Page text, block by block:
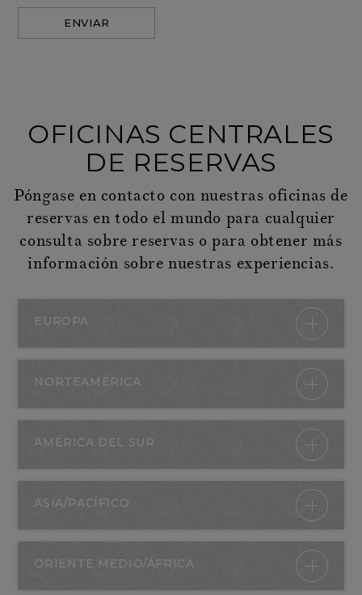
ENVIAR
OFICINAS CENTRALES
DE RESERVAS
Póngase en contacto con nuestras oficinas de
reservas en todo el mundo para cualquier
consulta sobre reservas o para obtener más
información sobre nuestras experiencias.
EUROPA
NORTEAMÉRICA
AMÉRICA DEL SUR
ASIA/PACÍFICO
ORIENTE MEDIO/ÁFRICA